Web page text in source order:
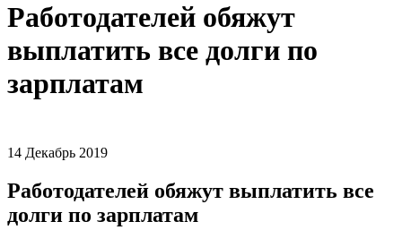
Работодателей обяжут
выплатить все долги по
зарплатам
14 Декабрь 2019
Работодателей обяжут выплатить все
долги по зарплатам